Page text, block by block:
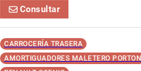
Consultar
CARROCERÍA TRASERA
AMORTIGUADORES MALETERO PORTON